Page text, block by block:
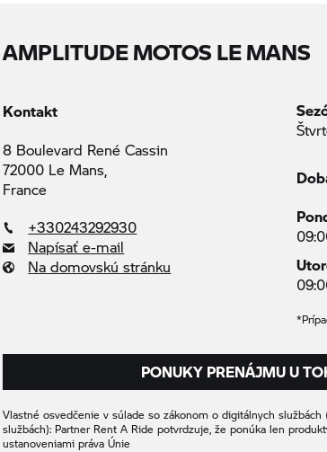
AMPLITUDE MOTOS LE MANS
Kontakt
8 Boulevard René Cassin
72000 Le Mans,
France
+330243292930
Napísať e-mail
Na domovskú stránku
PONUKY PRENÁJMU U
Vlastné osvedčenie v súlade so zákonom o digitálnych
službách): Partner Rent A Ride potvrdzuje, že ponúka len
ustanoveniami práva Únie